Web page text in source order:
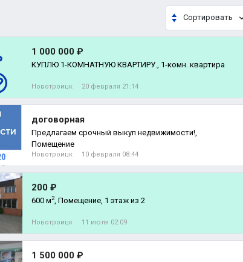
Сортировать
1 000 000 ₽
КУПЛЮ 1-КОМНАТНУЮ КВАРТИРУ., 1-комн. квартира
Новотроицк 20 февраля 21:14
договорная
Предлагаем срочный выкуп недвижимости!,
Помещение
Новотроицк 10 февраля 08:44
200 ₽
600 м2, Помещение, 1 этаж из 2
Новотроицк 11 июля 02:09
1 500 000 ₽